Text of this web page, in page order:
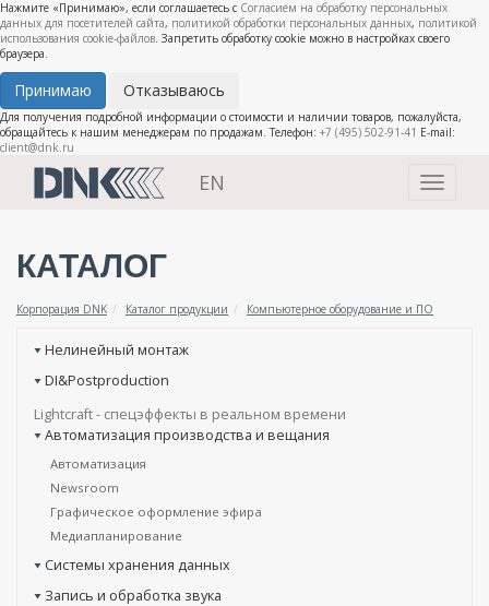
Нажмите «Принимаю», если соглашаетесь с Согласием на обработку персональных
данных для посетителей сайта, политикой обработки персональных данных, политикой
использования cookie-файлов. Запретить обработку cookie можно в настройках своего
браузера.
Принимаю Отказываюсь
Для получения подробной информации о стоимости и наличии товаров, пожалуйста,
обращайтесь к нашим менеджерам по продажам. Телефон: +7 (495) 502-91-41 E-mail:
client@dnk.ru
Toggle
EN
КАТАЛОГ
Корпорация DNK Каталог продукции Компьютерное оборудование и ПО
Нелинейный монтаж
DI&Postproduction
Lightcraft - cпецэффекты в реальном времени
Автоматизация производства и вещания
Автоматизация
Newsroom
Графическое оформление эфира
Медиапланирование
Системы хранения данных
Запись и обработка звука